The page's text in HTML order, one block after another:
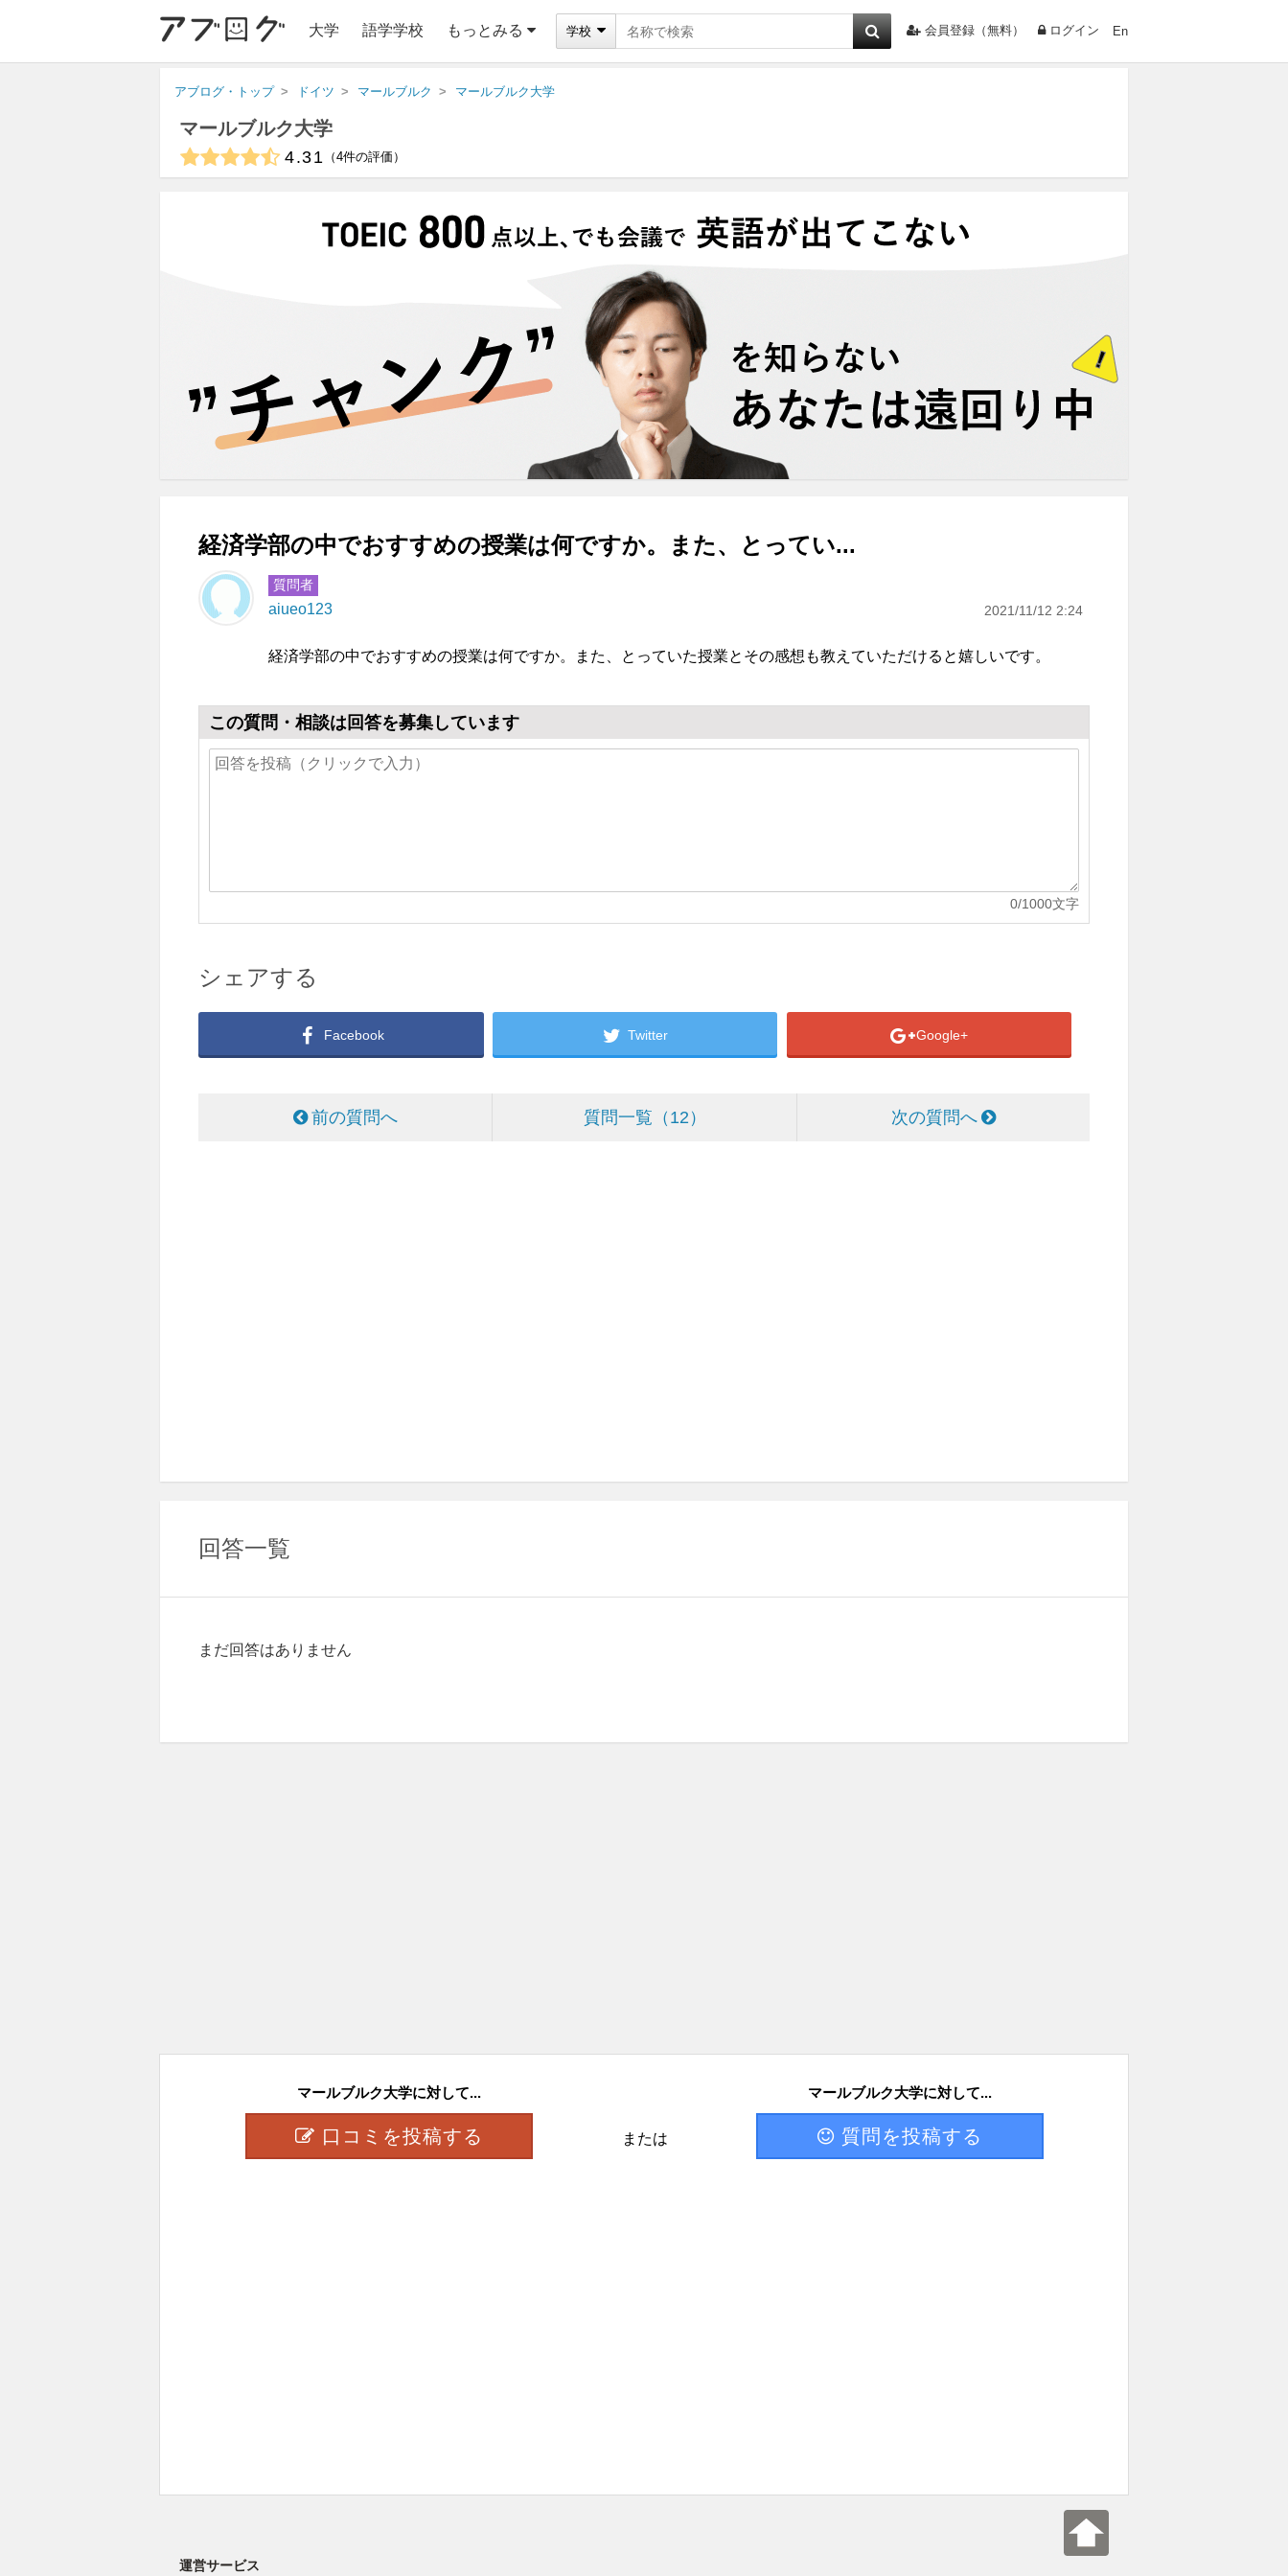
大学 語学学校 もっとみる 学校 会員登録（無料） ログイン En
アブログ・トップ ドイツ マールブルク マールブルク大学
マールブルク大学
4.31 4件の評価
経済学部の中でおすすめの授業は何ですか。また、とってい...
質問者
aiueo123 2021/11/12 2:24
経済学部の中でおすすめの授業は何ですか。また、とっていた授業とその感想も教えていただけると嬉しいです。
この質問・相談は回答を募集しています
0/1000文字
シェアする
Facebook Twitter Google+
前の質問へ 質問一覧 12 次の質問へ
回答一覧
まだ回答はありません
マールブルク大学に対して...
口コミを投稿する または
マールブルク大学に対して...
質問を投稿する
運営サービス